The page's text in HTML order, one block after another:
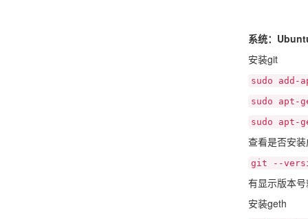
系统：
安装git
sudo
sudo apt-
sudo
查看是否安装
git --
有显示版本号
安装geth